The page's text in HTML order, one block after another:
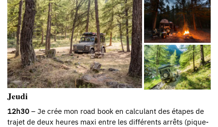
Jeudi
12h30 – Je crée mon road book en calculant des étapes de
trajet de deux heures maxi entre les différents arrêts (pique-